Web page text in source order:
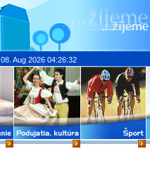
08. Aug 2026 04:26:32